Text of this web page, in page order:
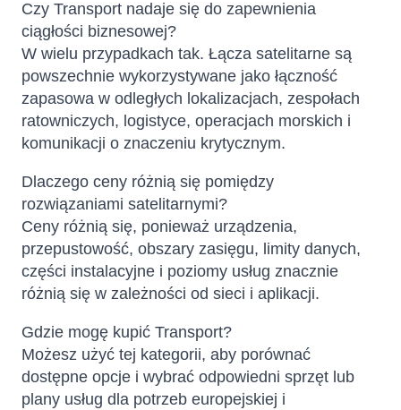
Czy Transport nadaje się do zapewnienia
ciągłości biznesowej?
W wielu przypadkach tak. Łącza satelitarne są
powszechnie wykorzystywane jako łączność
zapasowa w odległych lokalizacjach, zespołach
ratowniczych, logistyce, operacjach morskich i
komunikacji o znaczeniu krytycznym.
Dlaczego ceny różnią się pomiędzy
rozwiązaniami satelitarnymi?
Ceny różnią się, ponieważ urządzenia,
przepustowość, obszary zasięgu, limity danych,
części instalacyjne i poziomy usług znacznie
różnią się w zależności od sieci i aplikacji.
Gdzie mogę kupić Transport?
Możesz użyć tej kategorii, aby porównać
dostępne opcje i wybrać odpowiedni sprzęt lub
plany usług dla potrzeb europejskiej i